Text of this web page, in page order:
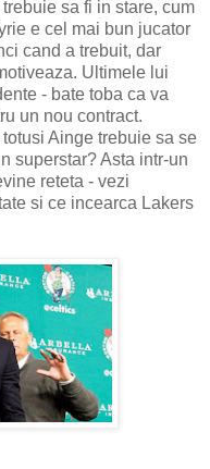
sa fi in stare, cum
e cel mai bun jucator
cand a trebuit, dar
Ultimele lui
- bate toba ca va
un nou contract.
Ainge trebuie sa se
superstar? Asta intr-un
reteta - vezi
si ce incearca Lakers